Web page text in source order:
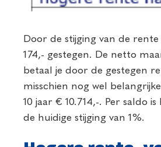
Door de stijging van de
174,- gestegen. De netto
betaal je door de gestegen
misschien nog wel
10 jaar € 10.714,-. Per saldo
de huidige stijging van 1%.